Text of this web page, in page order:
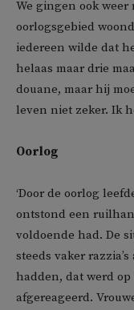
We gingen ook
oorlogsgebied
iedereen wilde dat
helaas maar drie
douane, maar hij
leven niet zeker. Ik
Oorlog
‘Door de oorlog
ontstond een
voldoende had. De
steeds vaker
hadden, dat werd
afgereageerd.